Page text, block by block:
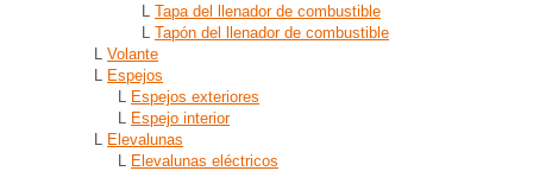
L Tapa del llenador de combustible
L Tapón del llenador de combustible
L Volante
L Espejos
L Espejos exteriores
L Espejo interior
L Elevalunas
L Elevalunas eléctricos